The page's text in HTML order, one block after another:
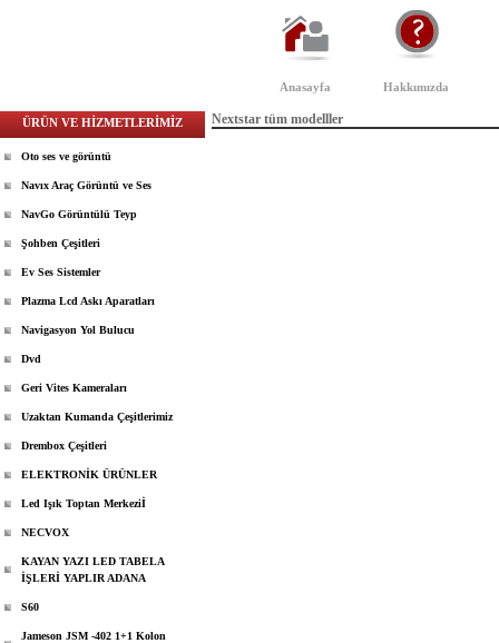
Anasayfa Hakkımızda
ÜRÜN VE HİZMETLERİMİZ
Oto ses ve görüntü
Navıx Araç Görüntü ve Ses
NavGo Görüntülü Teyp
Şohben Çeşitleri
Ev Ses Sistemler
Plazma Lcd Askı Aparatları
Navigasyon Yol Bulucu
Dvd
Geri Vites Kameraları
Uzaktan Kumanda Çeşitlerimiz
Drembox Çeşitleri
ELEKTRONİK ÜRÜNLER
Led Işık Toptan Merkeziİ
NECVOX
KAYAN YAZI LED TABELA
İŞLERİ YAPLIR ADANA
S60
Jameson JSM -402 1+1 Kolon
Nextstar tüm modelller